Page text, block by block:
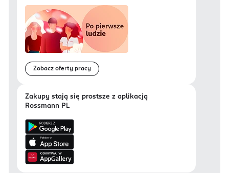
Zobacz oferty pracy
Zakupy stają się prostsze z aplikacją
Rossmann PL